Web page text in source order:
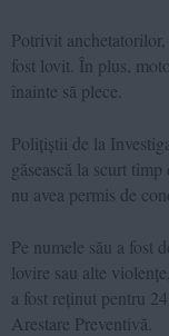
Potrivit
fost lovit. În plus,
înainte să plece.
Polițiștii de la
găsească la scurt timp
nu avea permis de
Pe numele său a fost
lovire sau alte
a fost reținut pentru
Arestare Preventivă.